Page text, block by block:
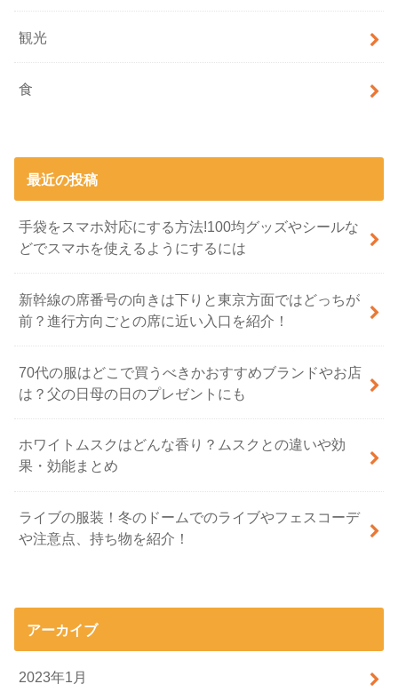
観光
食
最近の投稿
手袋をスマホ対応にする方法!100均グッズやシールな
どでスマホを使えるようにするには
新幹線の席番号の向きは下りと東京方面ではどっちが
前？進行方向ごとの席に近い入口を紹介！
70代の服はどこで買うべきかおすすめブランドやお店
は？父の日母の日のプレゼントにも
ホワイトムスクはどんな香り？ムスクとの違いや効
果・効能まとめ
ライブの服装！冬のドームでのライブやフェスコーデ
や注意点、持ち物を紹介！
アーカイブ
2023年1月